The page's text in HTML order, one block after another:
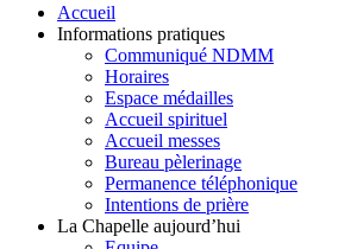
Accueil
Informations pratiques
Communiqué NDMM
Horaires
Espace médailles
Accueil spirituel
Accueil messes
Bureau pèlerinage
Permanence téléphonique
Intentions de prière
La Chapelle aujourd’hui